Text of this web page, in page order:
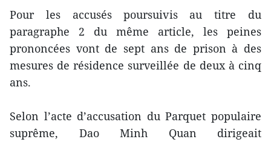
Pour les accusés poursuivis au titre du
paragraphe 2 du même article, les peines
prononcées vont de sept ans de prison à des
mesures de résidence surveillée de deux à cinq
ans.
Selon l’acte d’accusation du Parquet populaire
suprême, Dao Minh Quan dirigeait